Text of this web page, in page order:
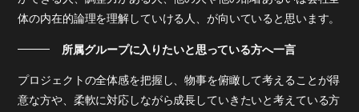
体の内在的論理を理解していける人、が向いていると思います。
所属グループに入りたいと思っている方へ一言
プロジェクトの全体感を把握し、物事を俯瞰して考えることが得
意な方や、柔軟に対応しながら成長していきたいと考えている方